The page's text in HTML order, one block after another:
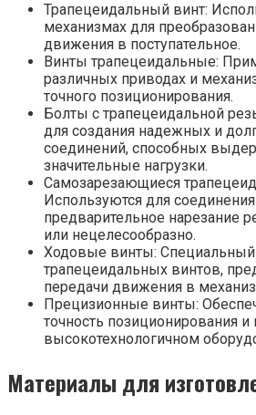
Трапецеидальный винт:
механизмах для
движения в поступательное.
Винты трапецеидальные:
различных приводах и
точного позиционирования.
Болты с трапецеидальной
для создания надежных и
соединений, способных
значительные нагрузки.
Самозарезающиеся
Используются для
предварительное нарезание
или нецелесообразно.
Ходовые винты: Специальный
трапецеидальных винтов,
передачи движения в
Прецизионные винты:
точность позиционирования и
высокотехнологичном
Материалы для